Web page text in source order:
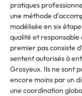
pratiques
une méthode
modélisée en six
qualité et responsable
premier pas consiste
sentent autorisés à
Grosyeux. Ils ne sont
encore moins par un
une coordination